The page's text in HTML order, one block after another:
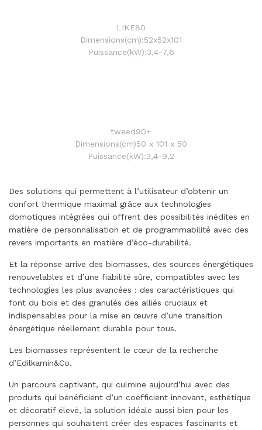
LIKE80
Dimensions(cm):52x52x101
Puissance(kW):3,4-7,6
tweed90+
Dimensions(cm)50 x 101 x 50
Puissance(kW):3,4-9,2
Des solutions qui permettent à l’utilisateur d’obtenir un
confort thermique maximal grâce aux technologies
domotiques intégrées qui offrent des possibilités inédites en
matière de personnalisation et de programmabilité avec des
revers importants en matière d’éco-durabilité.
Et la réponse arrive des biomasses, des sources énergétiques
renouvelables et d’une fiabilité sûre, compatibles avec les
technologies les plus avancées : des caractéristiques qui
font du bois et des granulés des alliés cruciaux et
indispensables pour la mise en œuvre d’une transition
énergétique réellement durable pour tous.
Les biomasses représentent le cœur de la recherche
d’Edilkamin&Co.
Un parcours captivant, qui culmine aujourd’hui avec des
produits qui bénéficient d’un coefficient innovant, esthétique
et décoratif élevé, la solution idéale aussi bien pour les
personnes qui souhaitent créer des espaces fascinants et